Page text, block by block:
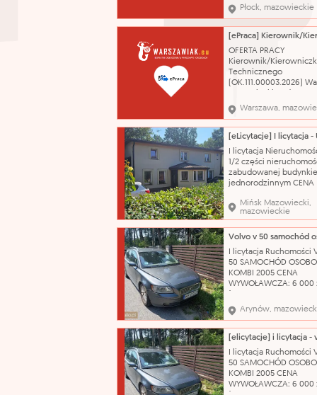
wynagrodzeniu: 1.
wynagrodzenie
zgodne z
wynagradzania
Urzędu Miasta Płocka
wprowadzonym
Nr 80/2024 Prezydenta
Płocka
Płock, mazowieckie
OFERTA PRACY
Kierownik/
Technicznego
(OK.111.00003.2026)
Informacja o
przedziale
o jego składnikach:
postanowieniami
Ponadzakładowego
Zbiorowego Pracy dla
Pracowników
Jednostkach B
Warszawa,
I licytacja
1/2 części
zabudowanej
jednorodzinnym CENA
(SZACUNKOWO: 299
Dojazd do
zapewnia droga
wyłożona kostką
odległości około 550 m
przystanek
odległości ok. 800 m
Mińsk Mazowiecki,
mazowieckie
I licytacja Ruchomości
50 SAMOCHÓD
KOMBI 2005 CENA
WYWOŁAWCZA: 6 000
Pojazd w pełni sprawny
technicznie – silnik
problemu. Do
posiadamy komplet
oryginalnych
Wizualny stan auta
jako dobry, zadbany.
katalog
Arynów,
I licytacja Ruchomości
50 SAMOCHÓD
KOMBI 2005 CENA
WYWOŁAWCZA: 6 000